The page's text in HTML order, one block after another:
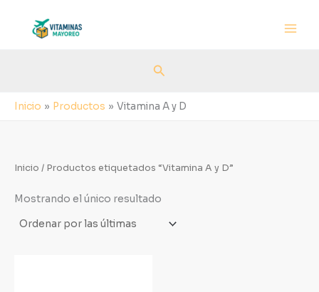
contenido
Buscar
Inicio Productos Vitamina A y D
Inicio / Productos etiquetados “Vitamina A y D”
Mostrando el único resultado